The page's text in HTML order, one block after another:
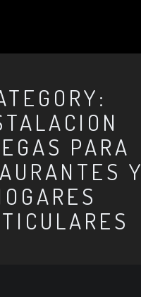
PARA
Y